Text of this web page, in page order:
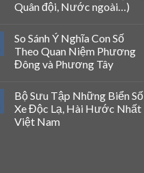
Quân đội, Nước ngoài…)
So Sánh Ý Nghĩa Con Số
Theo Quan Niệm Phương
Đông và Phương Tây
Bộ Sưu Tập Những Biển Số
Xe Độc Lạ, Hài Hước Nhất
Việt Nam